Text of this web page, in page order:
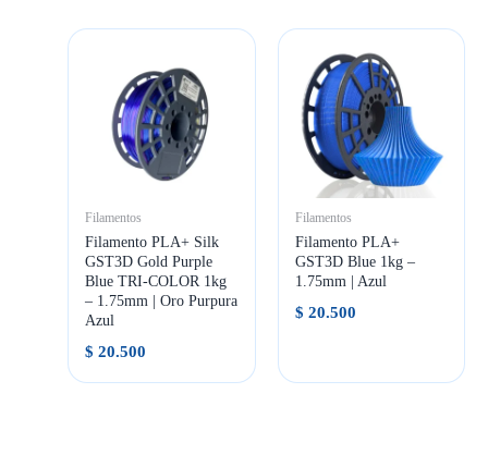
Filamentos
Filamento PLA+ Silk
GST3D Gold Purple
Blue TRI-COLOR 1kg
– 1.75mm | Oro Purpura
Azul
$ 20.500
Filamentos
Filamento PLA+
GST3D Blue 1kg –
1.75mm | Azul
$ 20.500